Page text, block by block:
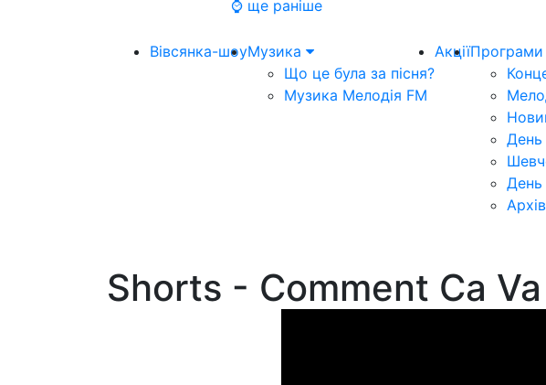
⌚ ще раніше
Вівсянка-шоуМузика
Що це була за пісня?
Музика Мелодія FM
АкціїПрограми
День
День
Shorts - Comment Ca Va